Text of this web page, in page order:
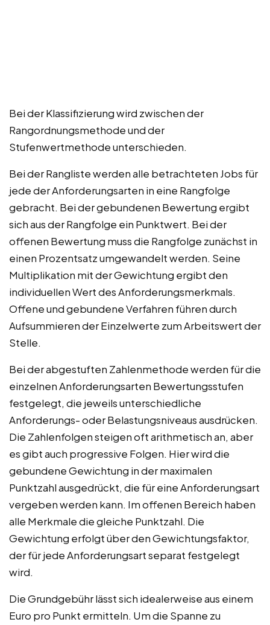
Bei der Klassifizierung wird zwischen der
Rangordnungsmethode und der
Stufenwertmethode unterschieden.
Bei der Rangliste werden alle betrachteten Jobs für
jede der Anforderungsarten in eine Rangfolge
gebracht. Bei der gebundenen Bewertung ergibt
sich aus der Rangfolge ein Punktwert. Bei der
offenen Bewertung muss die Rangfolge zunächst in
einen Prozentsatz umgewandelt werden. Seine
Multiplikation mit der Gewichtung ergibt den
individuellen Wert des Anforderungsmerkmals.
Offene und gebundene Verfahren führen durch
Aufsummieren der Einzelwerte zum Arbeitswert der
Stelle.
Bei der abgestuften Zahlenmethode werden für die
einzelnen Anforderungsarten Bewertungsstufen
festgelegt, die jeweils unterschiedliche
Anforderungs- oder Belastungsniveaus ausdrücken.
Die Zahlenfolgen steigen oft arithmetisch an, aber
es gibt auch progressive Folgen. Hier wird die
gebundene Gewichtung in der maximalen
Punktzahl ausgedrückt, die für eine Anforderungsart
vergeben werden kann. Im offenen Bereich haben
alle Merkmale die gleiche Punktzahl. Die
Gewichtung erfolgt über den Gewichtungsfaktor,
der für jede Anforderungsart separat festgelegt
wird.
Die Grundgebühr lässt sich idealerweise aus einem
Euro pro Punkt ermitteln. Um die Spanne zu